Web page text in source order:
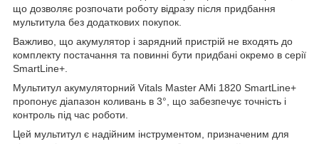
що дозволяє розпочати роботу відразу після придбання
мультитула без додаткових покупок.
Важливо, що акумулятор і зарядний пристрій не входять до
комплекту постачання та повинні бути придбані окремо в серії
SmartLine+.
Мультитул акумуляторний Vitals Master AMi 1820 SmartLine+
пропонує діапазон коливань в 3°, що забезпечує точність і
контроль під час роботи.
Цей мультитул є надійним інструментом, призначеним для